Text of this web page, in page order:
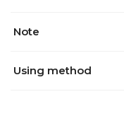
Note
Using method